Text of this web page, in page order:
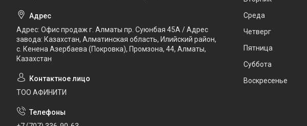
Адрес: Офис продаж г. Алматы пр. Суюнбая 45А / Адрес
завода: Казахстан, Алматинская область, Илийский район, ​
с. Кенена Азербаева (Покровка), Промзона, 44​, Алматы,
Казахстан
ТОО АФИНИТИ
Среда
Четверг
Пятница
Суббота
Воскресенье